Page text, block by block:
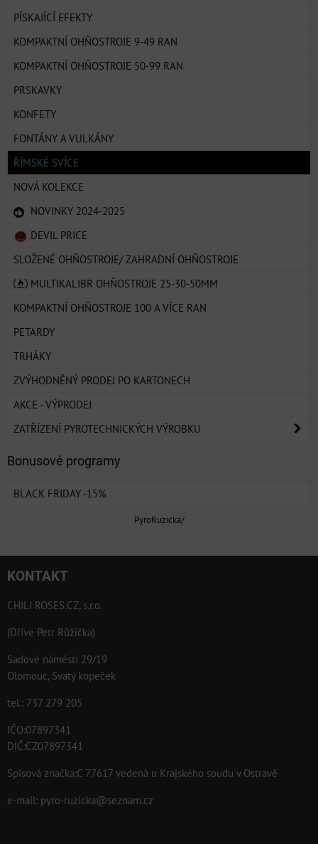
PÍSKAJÍCÍ EFEKTY
KOMPAKTNÍ OHŇOSTROJE 9-49 RAN
KOMPAKTNÍ OHŇOSTROJE 50-99 RAN
PRSKAVKY
KONFETY
FONTÁNY A VULKÁNY
ŘÍMSKÉ SVÍCE
NOVÁ KOLEKCE
NOVINKY 2024-2025
DEVIL PRICE
SLOŽENÉ OHŇOSTROJE/ ZAHRADNÍ OHŇOSTROJE
MULTIKALIBR OHŇOSTROJE 25-30-50MM
KOMPAKTNÍ OHŇOSTROJE 100 A VÍCE RAN
PETARDY
TRHÁKY
ZVÝHODNĚNÝ PRODEJ PO KARTONECH
AKCE - VÝPRODEJ
ZATŘÍZENÍ PYROTECHNICKÝCH VÝROBKU
Bonusové programy
BLACK FRIDAY -15%
PyroRuzicka/
KONTAKT
CHILI ROSES.CZ, s.r.o.
(Dříve Petr Růžička)
Sadové náměstí 29/19
Olomouc, Svatý kopeček
tel.: 737 279 205
IČO:07897341
DIČ:CZ07897341
Spisová značka:C 77617 vedená u Krajského soudu v Ostravě
e-mail: pyro-ruzicka@seznam.cz